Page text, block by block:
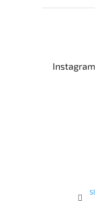
Instagram